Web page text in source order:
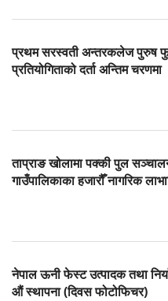
प्रथम सरस्वती अन्तरकलेज पुरुष
प्रतियोगिताको दर्ता अन्तिम चरणमा
ताप्राङ खोलामा पक्की पुल
गाउँपालिकाका हजारौँ नागरिक
नेपाल ऊनी फेस्ट उत्पादक तथा
औं स्थापना (दिवस फोटोफिचर)